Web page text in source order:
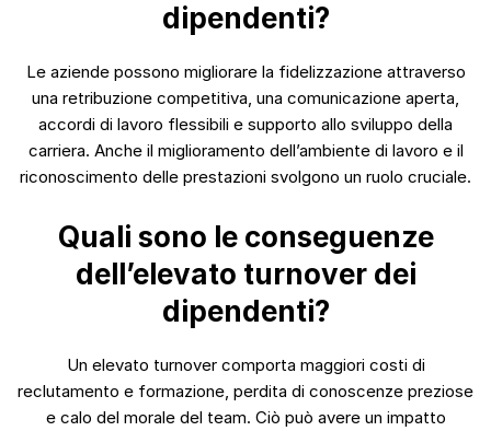
dipendenti?
Le aziende possono migliorare la fidelizzazione attraverso
una retribuzione competitiva, una comunicazione aperta,
accordi di lavoro flessibili e supporto allo sviluppo della
carriera. Anche il miglioramento dell’ambiente di lavoro e il
riconoscimento delle prestazioni svolgono un ruolo cruciale.
Quali sono le conseguenze
dell’elevato turnover dei
dipendenti?
Un elevato turnover comporta maggiori costi di
reclutamento e formazione, perdita di conoscenze preziose
e calo del morale del team. Ciò può avere un impatto